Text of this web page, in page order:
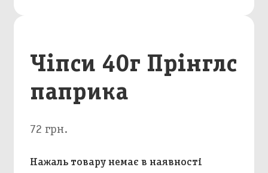
Чіпси 40г Прінглс
паприка
72 грн.
Нажаль товару немає в наявності